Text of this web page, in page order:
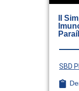
II
SBD